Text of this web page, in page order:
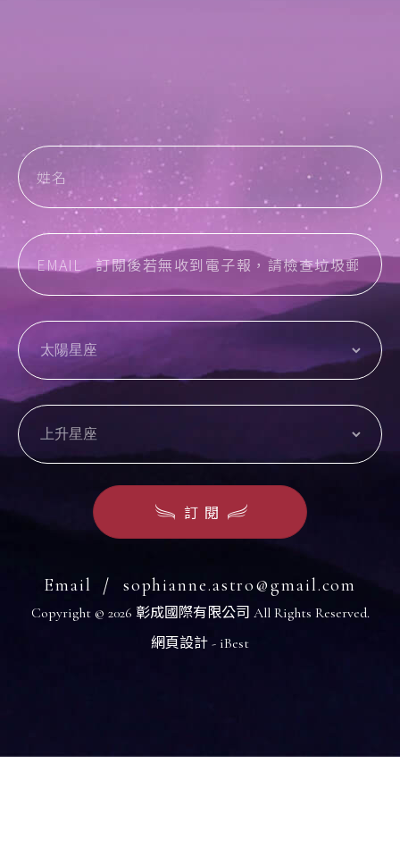
姓名
EMAIL
訂閱
Email sophianne.astro@gmail.com
Copyright © 2026 彰成國際有限公司 All Rights Reserved.
網頁設計 - iBest